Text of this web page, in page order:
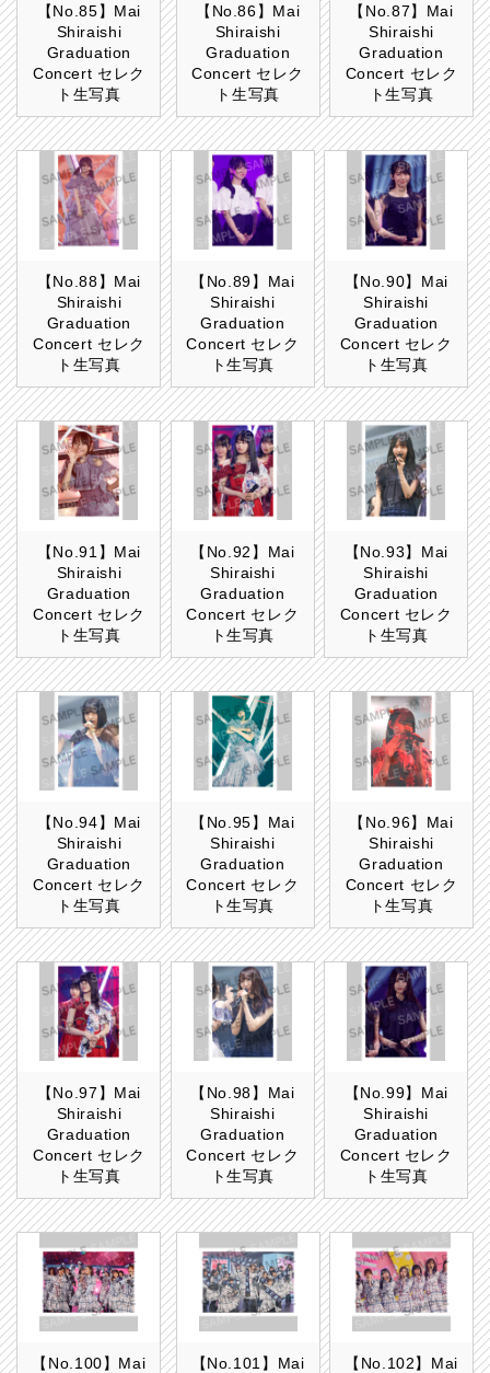
【No.85】Mai
Shiraishi
Graduation
Concert セレク
ト生写真
【No.86】Mai
Shiraishi
Graduation
Concert セレク
ト生写真
【No.87】Mai
Shiraishi
Graduation
Concert セレク
ト生写真
【No.88】Mai
Shiraishi
Graduation
Concert セレク
ト生写真
【No.89】Mai
Shiraishi
Graduation
Concert セレク
ト生写真
【No.90】Mai
Shiraishi
Graduation
Concert セレク
ト生写真
【No.91】Mai
Shiraishi
Graduation
Concert セレク
ト生写真
【No.92】Mai
Shiraishi
Graduation
Concert セレク
ト生写真
【No.93】Mai
Shiraishi
Graduation
Concert セレク
ト生写真
【No.94】Mai
Shiraishi
Graduation
Concert セレク
ト生写真
【No.95】Mai
Shiraishi
Graduation
Concert セレク
ト生写真
【No.96】Mai
Shiraishi
Graduation
Concert セレク
ト生写真
【No.97】Mai
Shiraishi
Graduation
Concert セレク
ト生写真
【No.98】Mai
Shiraishi
Graduation
Concert セレク
ト生写真
【No.99】Mai
Shiraishi
Graduation
Concert セレク
ト生写真
【No.100】Mai
【No.101】Mai
【No.102】Mai